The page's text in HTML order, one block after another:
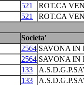
521
ROT.CA
521
ROT.CA
Societa'
2564 SAVONA IN
2564 SAVONA IN
133
133